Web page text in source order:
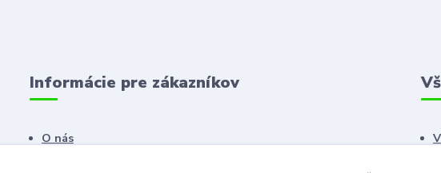
Informácie pre zákazníkov
O nás